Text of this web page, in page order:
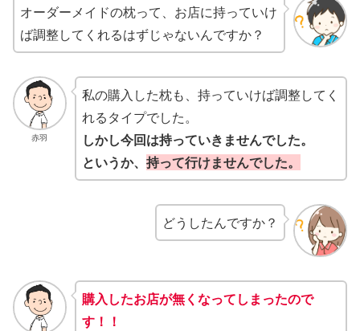
オーダーメイドの枕って、お店に持っていけ
ば調整してくれるはずじゃないんですか？
赤羽
私の購入した枕も、持っていけば調整してく
れるタイプでした。
しかし今回は持っていきませんでした。
というか、 持って行けませんでした。
どうしたんですか？
購入したお店が無くなってしまったので
す！！